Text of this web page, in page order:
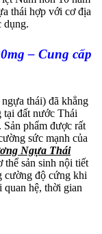
thái hợp với cơ địa
dụng.
– Cung cấp
thái) đã khẳng
đất nước Thái
phẩm được rất
sức mạnh của
Ngựa Thái
thể sản sinh nội tiết
cường độ cứng khi
quan hệ, thời gian